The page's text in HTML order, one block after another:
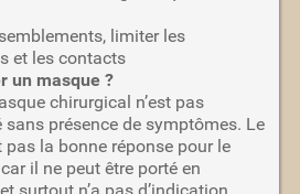
limiter les
et les contacts
un masque ?
chirurgical n’est pas
sans présence de symptômes. Le
pas la bonne réponse pour le
il ne peut être porté en
surtout n’a pas d’indication